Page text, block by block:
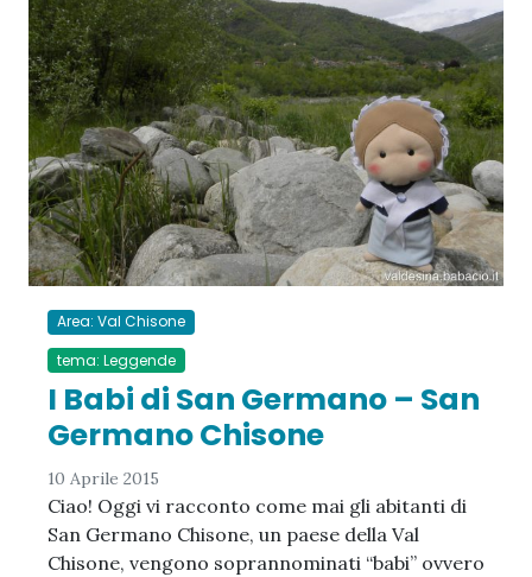
Area: Val Chisone
tema: Leggende
I Babi di San Germano – San
Germano Chisone
10 Aprile 2015
Ciao! Oggi vi racconto come mai gli abitanti di
San Germano Chisone, un paese della Val
Chisone, vengono soprannominati “babi” ovvero